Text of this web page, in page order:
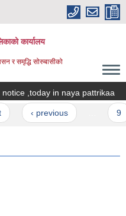
कार्यालय
र समृद्धि सोरुबासीको
,today in naya pattrikaa
‹ previous